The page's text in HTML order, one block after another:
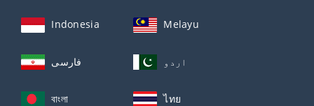
Indonesia Melayu
فارسی اردو
বাংলা ไทย